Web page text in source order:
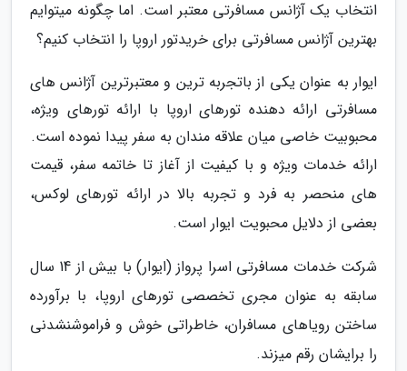
انتخاب یک آژانس مسافرتی معتبر است. اما چگونه میتوایم
بهترین آژانس مسافرتی برای خریدتور اروپا را انتخاب کنیم؟
ایوار به عنوان یکی از باتجربه ترین و معتبرترین آژانس های
مسافرتی ارائه دهنده تورهای اروپا با ارائه تورهای ویژه،
محبوبیت خاصی میان علاقه مندان به سفر پیدا نموده است.
ارائه خدمات ویژه و با کیفیت از آغاز تا خاتمه سفر، قیمت
های منحصر به فرد و تجربه بالا در ارائه تورهای لوکس،
بعضی از دلایل محبویت ایوار است.
شرکت خدمات مسافرتی اسرا پرواز (ایوار) با بیش از 14 سال
سابقه به عنوان مجری تخصصی تورهای اروپا، با برآورده
ساختن رویاهای مسافران، خاطراتی خوش و فراموشنشدنی
را برایشان رقم میزند.